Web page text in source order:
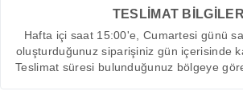
TESLİMAT BİLGİLERİ
Hafta içi saat 15:00'e, Cumartesi günü
oluşturduğunuz siparişiniz gün içerisinde
Teslimat süresi bulunduğunuz bölgeye